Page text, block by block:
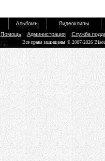
Альбомы
Видеоклипы
Помощь Администрация Служба
Все права защищены © 2007-2026